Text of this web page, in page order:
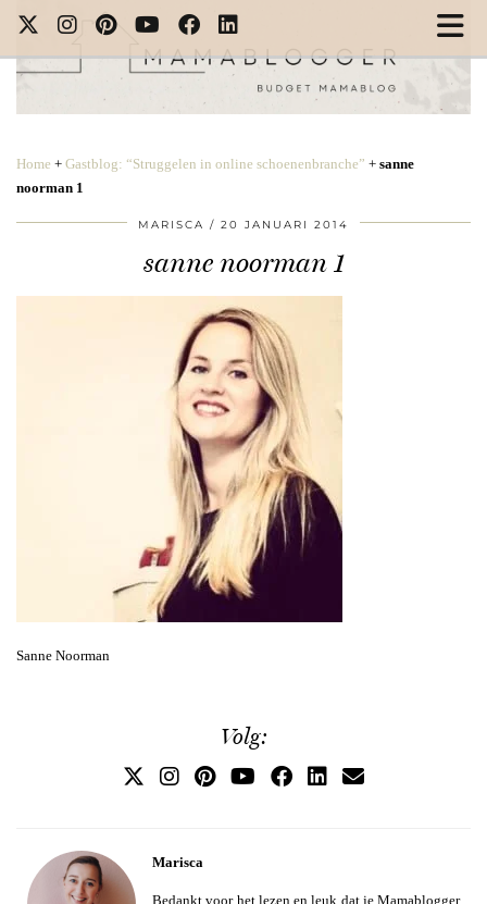
Home + Gastblog: “Struggelen in online schoenenbranche” + sanne
noorman 1
MARISCA 20 JANUARI 2014
sanne noorman 1
Sanne Noorman
Volg:
Marisca
Bedankt voor het lezen en leuk dat je Mamablogger